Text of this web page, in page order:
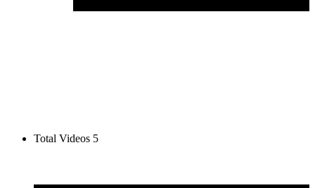
Total Videos 5